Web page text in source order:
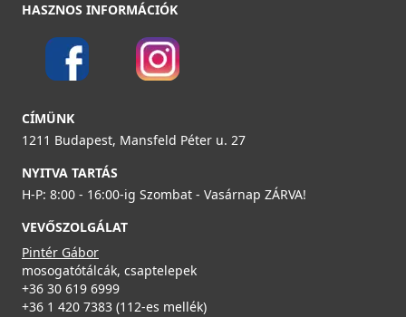
HASZNOS INFORMÁCIÓK
CÍMÜNK
1211 Budapest, Mansfeld Péter u. 27
NYITVA TARTÁS
H-P: 8:00 - 16:00-ig Szombat - Vasárnap ZÁRVA!
VEVŐSZOLGÁLAT
Pintér Gábor
mosogatótálcák, csaptelepek
+36 30 619 6999
+36 1 420 7383 (112-es mellék)